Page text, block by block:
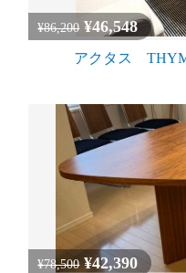
¥86,200 ¥46,548
アクタス
¥78,500 ¥42,390